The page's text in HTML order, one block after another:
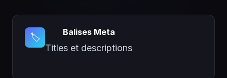
🏷️ Balises Meta
Titles et descriptions